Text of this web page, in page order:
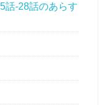
話-28話のあらす